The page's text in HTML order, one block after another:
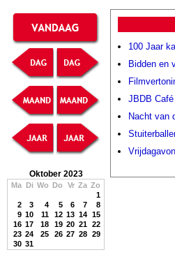
Oktober 2023
Ma Di Wo Do Vr Za Zo
1
2
3 4 5 6 7
8
9 10 11 12 13 14 15
16 17 18 19 20 21 22
23 24 25 26 27 28 29
30 31
100 Jaar
Bidden en
JBDB Café
Nacht van